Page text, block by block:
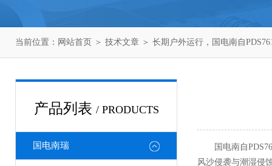
当前位置： 网站首页 ＞ 技术文章 ＞ 长期户外运行，国电南自
产品列表 / PRODUCTS
国电南瑞
国电南自PDS761
风沙侵袭与潮湿侵